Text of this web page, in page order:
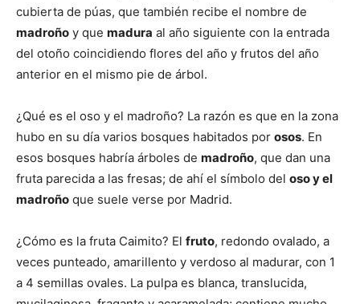
cubierta de púas, que también recibe el nombre de
madroño y que madura al año siguiente con la entrada
del otoño coincidiendo flores del año y frutos del año
anterior en el mismo pie de árbol.
¿Qué es el oso y el madroño? La razón es que en la zona
hubo en su día varios bosques habitados por osos. En
esos bosques habría árboles de madroño, que dan una
fruta parecida a las fresas; de ahí el símbolo del oso y el
madroño que suele verse por Madrid.
¿Cómo es la fruta Caimito? El fruto, redondo ovalado, a
veces punteado, amarillento y verdoso al madurar, con 1
a 4 semillas ovales. La pulpa es blanca, translucida,